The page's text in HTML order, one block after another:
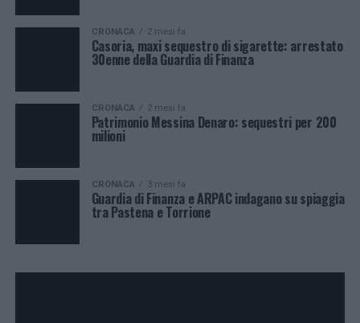
CRONACA 2 mesi fa
Casoria, maxi sequestro di sigarette: arrestato
30enne della Guardia di Finanza
CRONACA 2 mesi fa
Patrimonio Messina Denaro: sequestri per 200
milioni
CRONACA 3 mesi fa
Guardia di Finanza e ARPAC indagano su spiaggia
tra Pastena e Torrione